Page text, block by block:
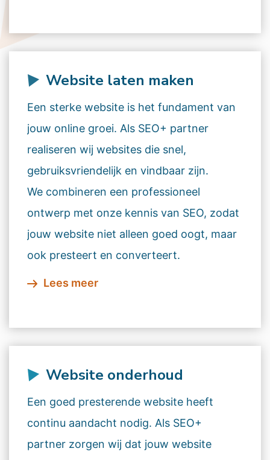
Website laten maken
Een sterke website is het fundament van
jouw online groei. Als SEO+ partner
realiseren wij websites die snel,
gebruiksvriendelijk en vindbaar zijn.
We combineren een professioneel
ontwerp met onze kennis van SEO, zodat
jouw website niet alleen goed oogt, maar
ook presteert en converteert.
Lees meer
Website onderhoud
Een goed presterende website heeft
continu aandacht nodig. Als SEO+
partner zorgen wij dat jouw website